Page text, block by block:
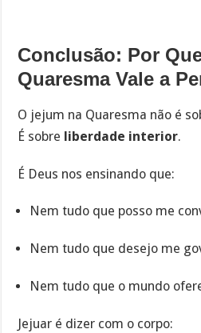
Conclusão: Por
Quaresma Vale a
O jejum na Quaresma não é
É sobre liberdade interior.
É Deus nos ensinando que:
Nem tudo que posso me
Nem tudo que desejo me
Nem tudo que o mundo
Jejuar é dizer com o corpo: